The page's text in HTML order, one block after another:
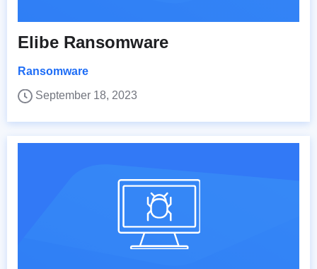
Elibe Ransomware
Ransomware
September 18, 2023